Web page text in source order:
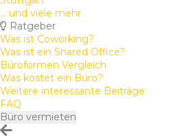
... und viele mehr
Ratgeber
Was ist Coworking?
Was ist ein Shared Office?
Büroformen Vergleich
Was kostet ein Büro?
Weitere interessante Beiträge
FAQ
Büro vermieten